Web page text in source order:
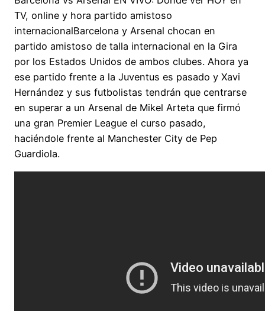
TV, online y hora partido amistoso
internacionalBarcelona y Arsenal chocan en
partido amistoso de talla internacional en la Gira
por los Estados Unidos de ambos clubes. Ahora ya
ese partido frente a la Juventus es pasado y Xavi
Hernández y sus futbolistas tendrán que centrarse
en superar a un Arsenal de Mikel Arteta que firmó
una gran Premier League el curso pasado,
haciéndole frente al Manchester City de Pep
Guardiola.